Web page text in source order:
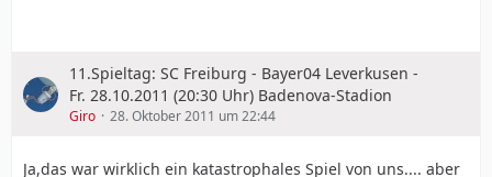
11.Spieltag: SC Freiburg - Bayer04 Leverkusen -
Fr. 28.10.2011 (20:30 Uhr) Badenova-Stadion
Giro 28. Oktober 2011 um 22:44
Ja,das war wirklich ein katastrophales Spiel von uns.... aber